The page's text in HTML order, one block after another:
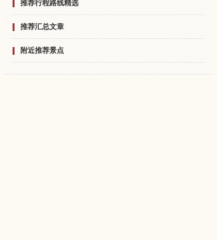
推荐行程路线精选
推荐汇总文章
附近推荐景点